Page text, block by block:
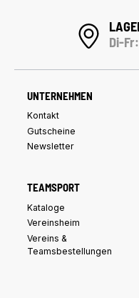
Di-
UNTERNEHMEN
Kontakt
Gutscheine
Newsletter
TEAMSPORT
Kataloge
Vereinsheim
Vereins &
Teamsbestellungen